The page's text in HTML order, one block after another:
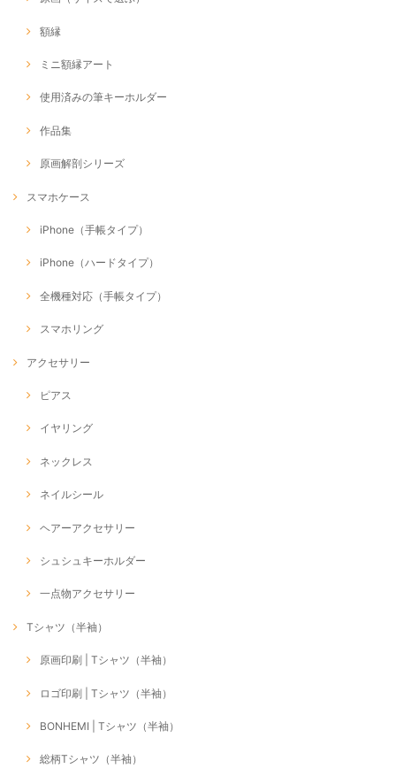
額縁
ミニ額縁アート
使用済みの筆キーホルダー
作品集
原画解剖シリーズ
スマホケース
iPhone（手帳タイプ）
iPhone（ハードタイプ）
全機種対応（手帳タイプ）
スマホリング
アクセサリー
ピアス
イヤリング
ネックレス
ネイルシール
ヘアーアクセサリー
シュシュキーホルダー
一点物アクセサリー
Tシャツ（半袖）
原画印刷 | Tシャツ（半袖）
ロゴ印刷 | Tシャツ（半袖）
BONHEMI | Tシャツ（半袖）
総柄Tシャツ（半袖）